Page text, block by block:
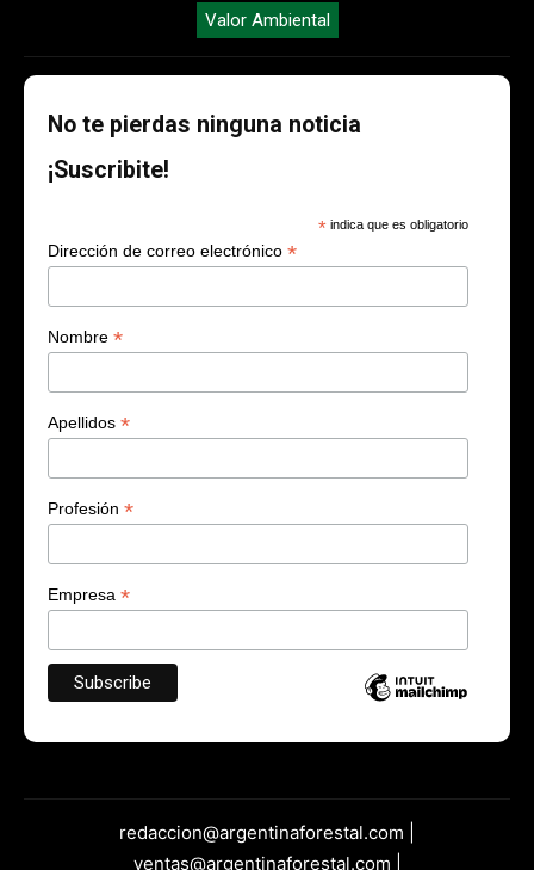
Valor Ambiental
No te pierdas ninguna noticia
¡Suscribite!
* indica que es obligatorio
Dirección de correo electrónico *
Nombre *
Apellidos *
Profesión *
Empresa *
redaccion@argentinaforestal.com |
ventas@argentinaforestal.com |